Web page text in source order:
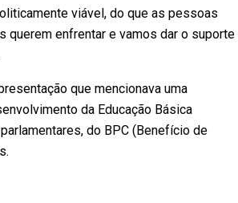
viável, do que as pessoas
querem enfrentar e vamos dar o suporte
que mencionava uma
da Educação Básica
do BPC (Benefício de